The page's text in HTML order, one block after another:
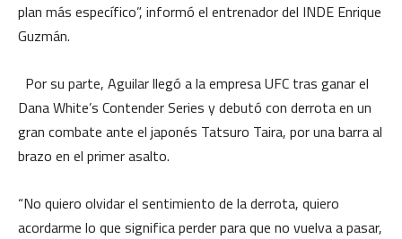
plan más específico”, informó el entrenador del INDE Enrique
Guzmán.
Por su parte, Aguilar llegó a la empresa UFC tras ganar el
Dana White’s Contender Series y debutó con derrota en un
gran combate ante el japonés Tatsuro Taira, por una barra al
brazo en el primer asalto.
“No quiero olvidar el sentimiento de la derrota, quiero
acordarme lo que significa perder para que no vuelva a pasar,